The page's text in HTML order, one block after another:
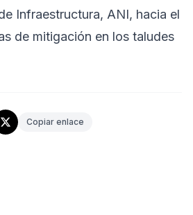
Infraestructura, ANI, hacia el
de mitigación en los taludes
Copiar enlace